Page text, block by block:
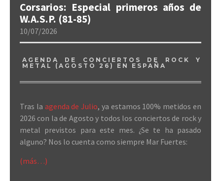
Corsarios: Especial primeros años de
W.A.S.P. (81-85)
10/07/2026
AGENDA DE CONCIERTOS DE ROCK Y
METAL (AGOSTO 26) EN ESPAÑA
Tras la agenda de Julio, ya estamos 100% metidos en
2026 con la de Agosto y todos los conciertos de rock y
metal previstos para este mes. ¿Se te ha pasado
alguno? Nos lo cuenta como siempre Mar Fuertes:
(más…)